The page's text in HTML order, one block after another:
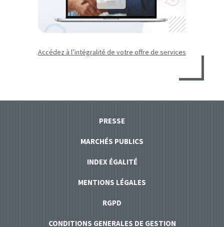
Accédez à l’intégralité de votre offre de services
PRESSE
MARCHÉS PUBLICS
INDEX ÉGALITÉ
MENTIONS LÉGALES
RGPD
CONDITIONS GENERALES DE GESTION